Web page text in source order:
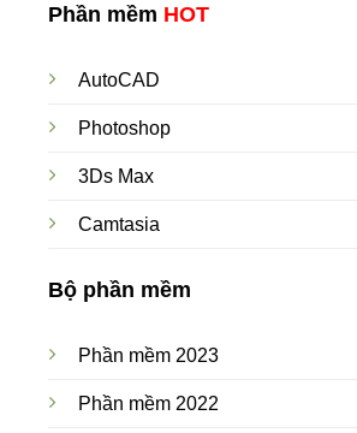
Phần mềm HOT
AutoCAD
Photoshop
3Ds Max
Camtasia
Bộ phần mềm
Phần mềm 2023
Phần mềm 2022